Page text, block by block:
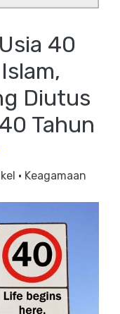
40
Diutus
Tahun
· Keagamaan